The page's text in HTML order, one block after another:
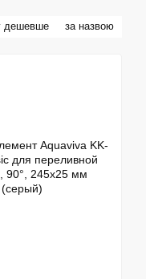
дешевше за назвою